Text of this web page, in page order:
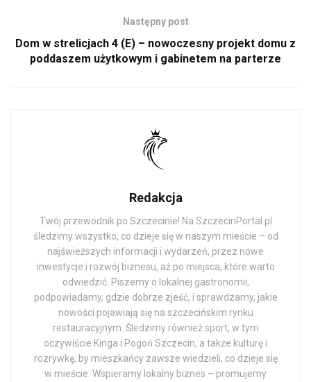
Następny post
Dom w strelicjach 4 (E) – nowoczesny projekt domu z
poddaszem użytkowym i gabinetem na parterze
Redakcja
Twój przewodnik po Szczecinie! Na SzczecinPortal.pl
śledzimy wszystko, co dzieje się w naszym mieście – od
najświeższych informacji i wydarzeń, przez nowe
inwestycje i rozwój biznesu, aż po miejsca, które warto
odwiedzić. Piszemy o lokalnej gastronomii,
podpowiadamy, gdzie dobrze zjeść, i sprawdzamy, jakie
nowości pojawiają się na szczecińskim rynku
restauracyjnym. Śledzimy również sport, w tym
oczywiście Kinga i Pogoń Szczecin, a także kulturę i
rozrywkę, by mieszkańcy zawsze wiedzieli, co dzieje się
w mieście. Wspieramy lokalny biznes – promujemy